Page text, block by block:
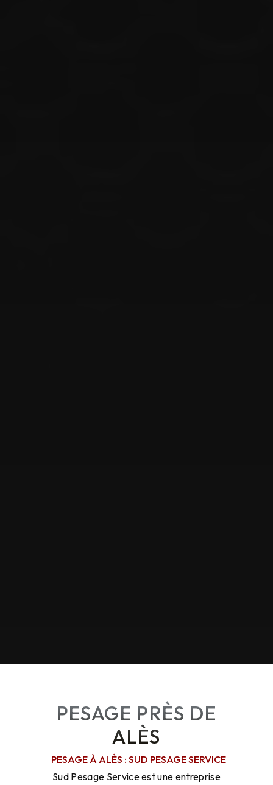
PESAGE PRÈS DE
ALÈS
PESAGE À ALÈS : SUD PESAGE SERVICE
Sud Pesage Service est une entreprise